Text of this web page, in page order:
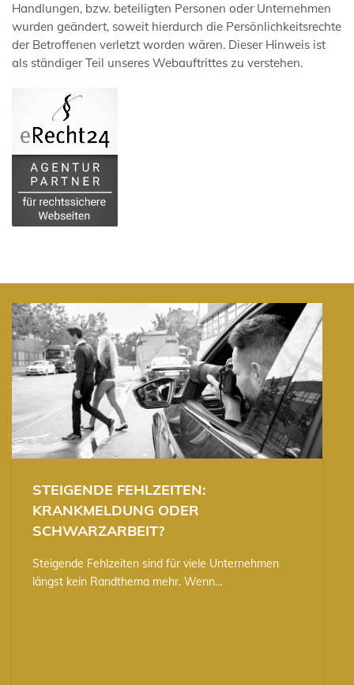
Handlungen, bzw. beteiligten Personen oder Unternehmen
wurden geändert, soweit hierdurch die Persönlichkeitsrechte
der Betroffenen verletzt worden wären. Dieser Hinweis ist
als ständiger Teil unseres Webauftrittes zu verstehen.
STEIGENDE FEHLZEITEN:
KRANKMELDUNG ODER
SCHWARZARBEIT?
Steigende Fehlzeiten sind für viele Unternehmen
längst kein Randthema mehr. Wenn…